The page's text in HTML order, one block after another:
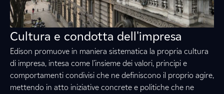
Cultura e condotta dell'impresa
Edison promuove in maniera sistematica la propria cultura
di impresa, intesa come l’insieme dei valori, principi e
comportamenti condivisi che ne definiscono il proprio agire,
mettendo in atto iniziative concrete e politiche che ne